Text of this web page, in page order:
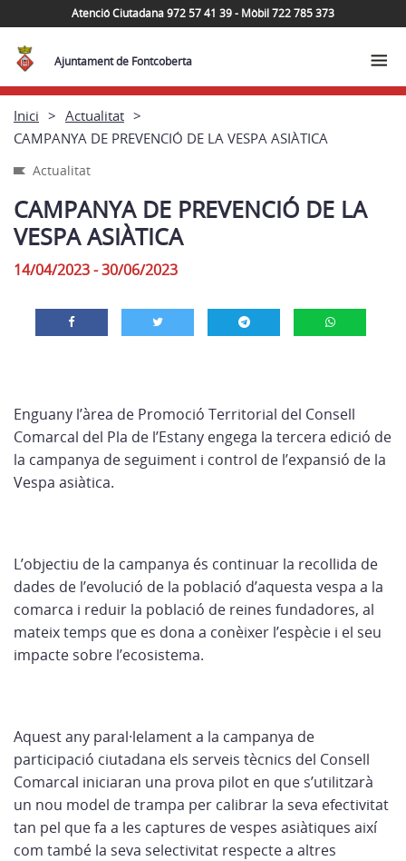
Atenció Ciutadana 972 57 41 39 - Mòbil 722 785 373
Ajuntament de Fontcoberta
Inici
Actualitat
CAMPANYA DE PREVENCIÓ DE LA VESPA ASIÀTICA
Actualitat
CAMPANYA DE PREVENCIÓ DE LA
VESPA ASIÀTICA
14/04/2023 - 30/06/2023
Enguany l’àrea de Promoció Territorial del Consell
Comarcal del Pla de l’Estany engega la tercera edició de
la campanya de seguiment i control de l’expansió de la
Vespa asiàtica.
L’objectiu de la campanya és continuar la recollida de
dades de l’evolució de la població d’aquesta vespa a la
comarca i reduir la població de reines fundadores, al
mateix temps que es dona a conèixer l’espècie i el seu
impacte sobre l’ecosistema.
Aquest any paral·lelament a la campanya de
participació ciutadana els serveis tècnics del Consell
Comarcal iniciaran una prova pilot en que s’utilitzarà
un nou model de trampa per calibrar la seva efectivitat
tan pel que fa a les captures de vespes asiàtiques així
com també la seva selectivitat respecte a altres